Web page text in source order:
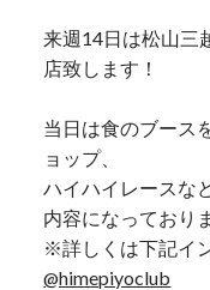
来週14日は松山三
店致します！
当日は食のブース
ョップ、
ハイハイレースな
内容になっており
※詳しくは下記イ
@himepiyoclub